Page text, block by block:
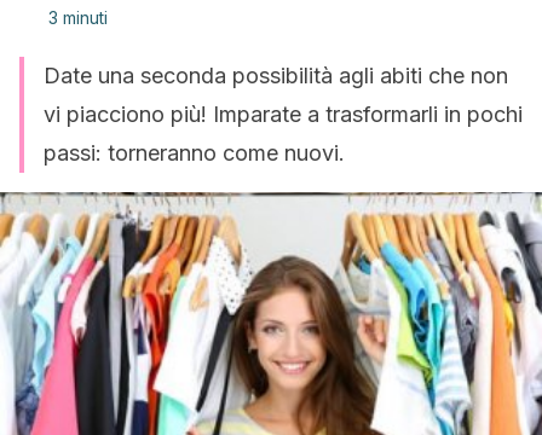
3 minuti
Date una seconda possibilità agli abiti che non
vi piacciono più! Imparate a trasformarli in pochi
passi: torneranno come nuovi.